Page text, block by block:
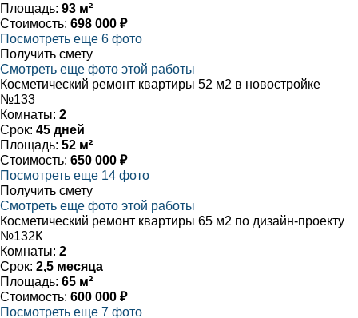
Площадь: 93 м²
Стоимость: 698 000 ₽
Посмотреть еще 6 фото
Получить смету
Смотреть еще фото этой работы
Косметический ремонт квартиры 52 м2 в новостройке
№133
Комнаты: 2
Срок: 45 дней
Площадь: 52 м²
Стоимость: 650 000 ₽
Посмотреть еще 14 фото
Получить смету
Смотреть еще фото этой работы
Косметический ремонт квартиры 65 м2 по дизайн-проекту
№132К
Комнаты: 2
Срок: 2,5 месяца
Площадь: 65 м²
Стоимость: 600 000 ₽
Посмотреть еще 7 фото